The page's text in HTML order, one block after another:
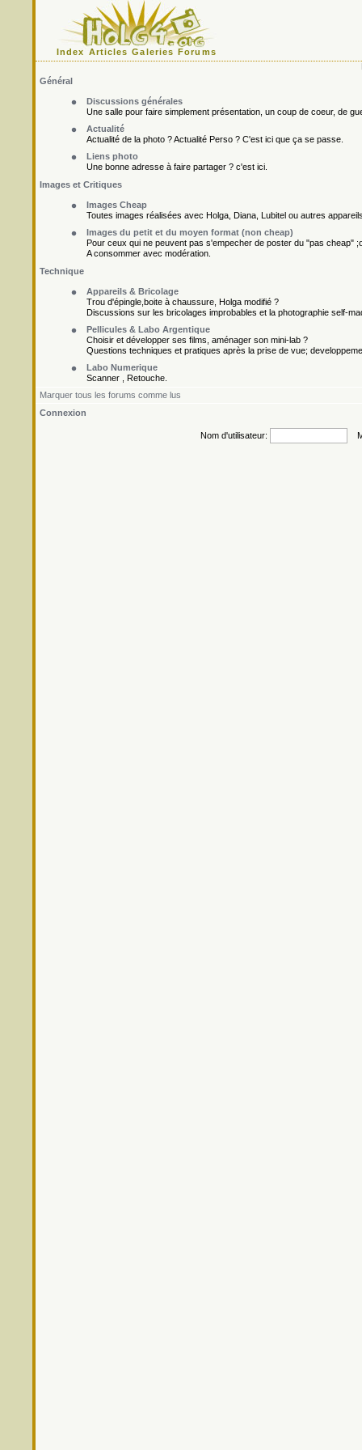
Index Articles Galeries Forums
Général
Discussions générales
Une salle pour faire simplement présentation, un coup de coeur, de
Actualité
Actualité de la photo ? Actualité Perso ? C'est ici que ça se passe.
Liens photo
Une bonne adresse à faire partager ? c'est ici.
Images et Critiques
Images Cheap
Toutes images réalisées avec Holga, Diana, Lubitel ou autres
Images du petit et du moyen format (non cheap)
Pour ceux qui ne peuvent pas s'empecher de poster du "pas cheap"
A consommer avec modération.
Technique
Appareils & Bricolage
Trou d'épingle,boite à chaussure, Holga modifié ?
Discussions sur les bricolages improbables et la photographie self-
Pellicules & Labo Argentique
Choisir et développer ses films, aménager son mini-lab ?
Questions techniques et pratiques après la prise de vue;
Labo Numerique
Scanner , Retouche.
Marquer tous les forums comme lus
Connexion
Nom d'utilisateur: